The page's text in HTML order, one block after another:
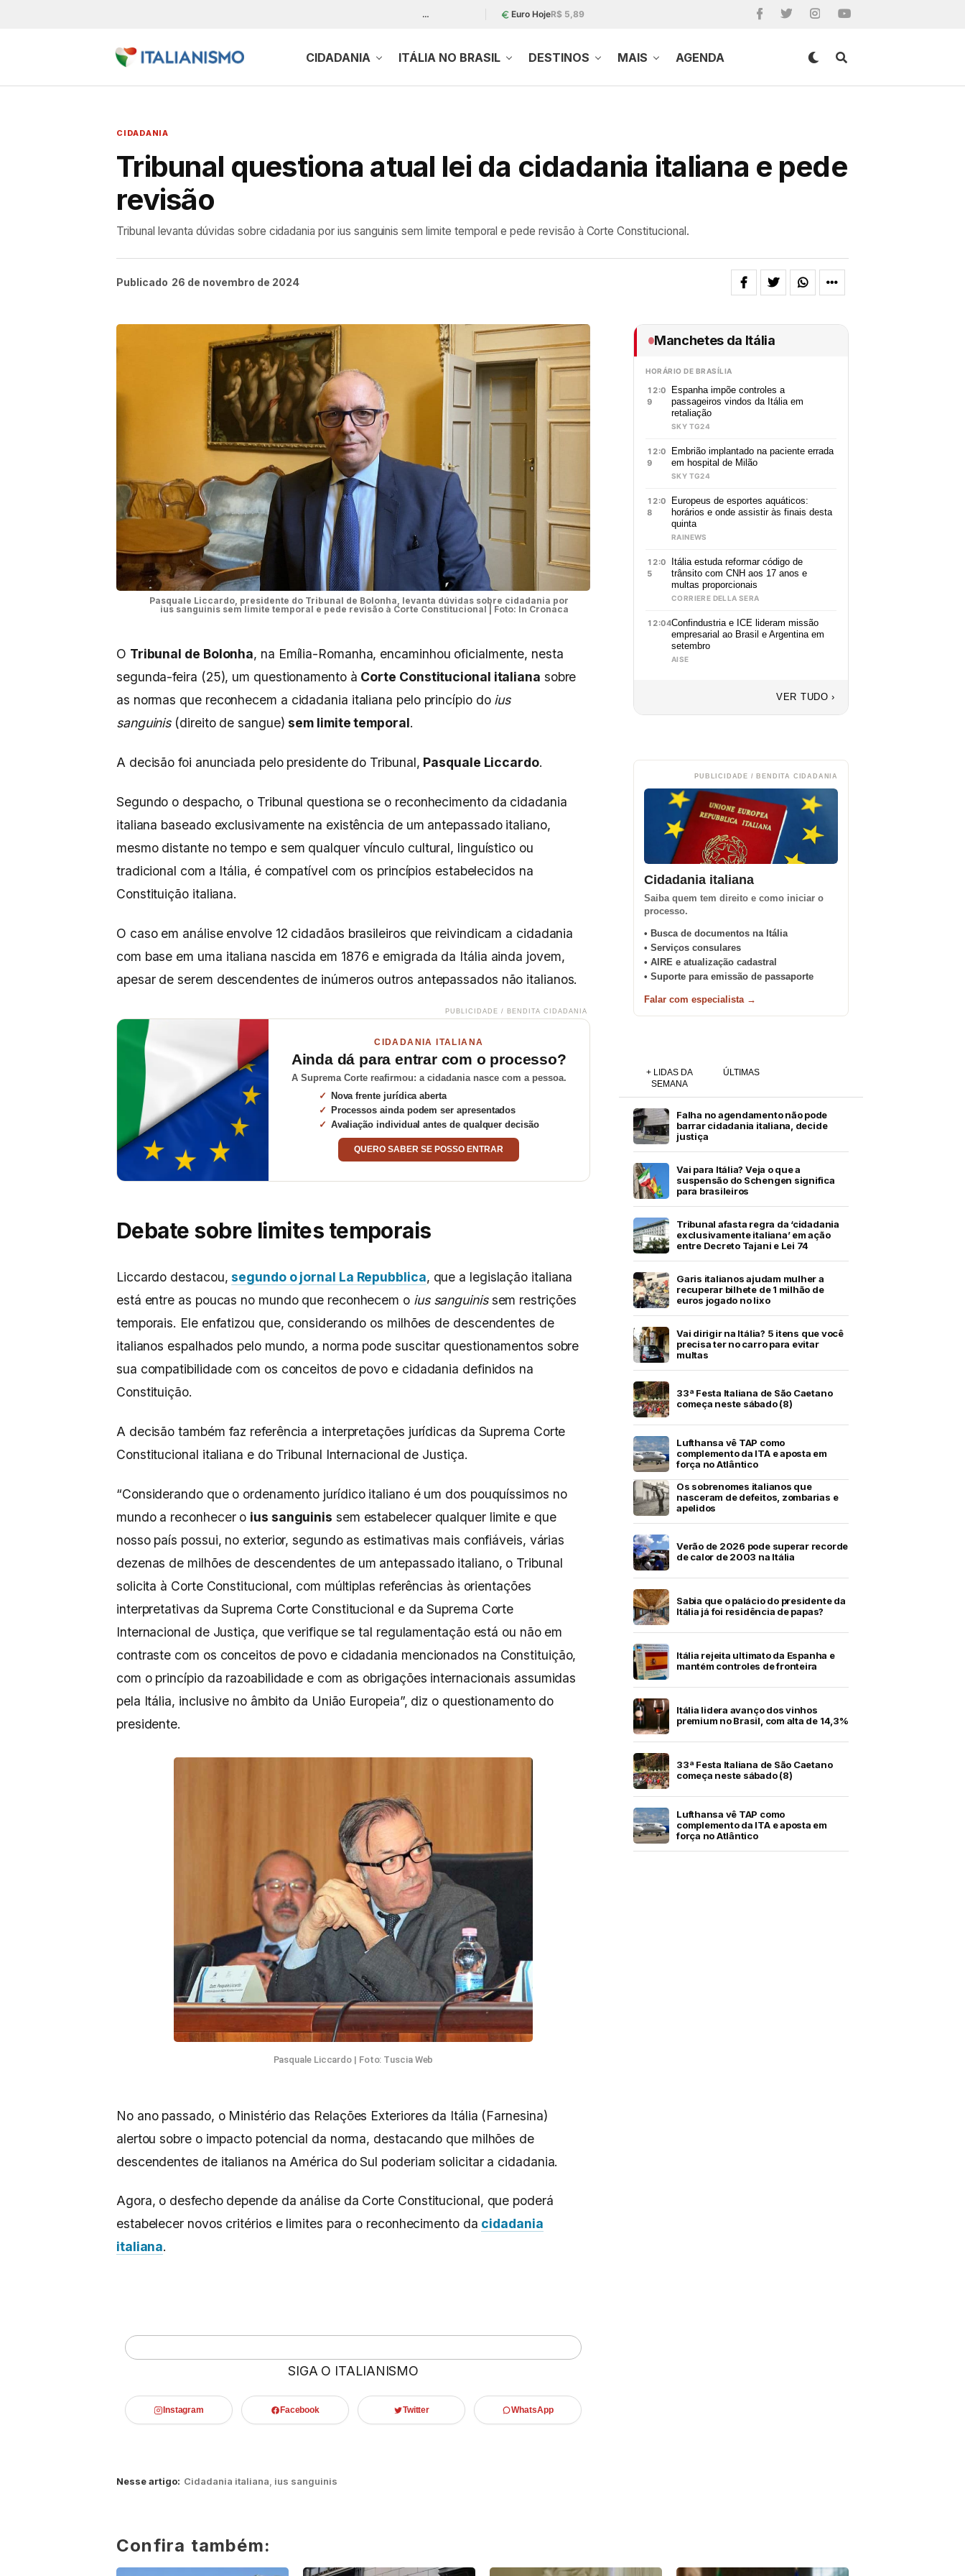
… Euro HojeR$ 5,89
CIDADANIA ITÁLIA NO BRASIL DESTINOS MAIS AGENDA
CIDADANIA
Tribunal questiona atual lei da cidadania italiana e pede
revisão
Tribunal levanta dúvidas sobre cidadania por ius sanguinis sem limite temporal e pede revisão à Corte Constitucional.
Publicado 26 de novembro de 2024
Pasquale Liccardo, presidente do Tribunal de Bolonha, levanta dúvidas sobre cidadania por
ius sanguinis sem limite temporal e pede revisão à Corte Constitucional | Foto: In Cronaca
O Tribunal de Bolonha, na Emília-Romanha, encaminhou oficialmente, nesta
segunda-feira (25), um questionamento à Corte Constitucional italiana sobre
as normas que reconhecem a cidadania italiana pelo princípio do ius
sanguinis(direito de sangue)sem limite temporal.
A decisão foi anunciada pelo presidente do Tribunal, Pasquale Liccardo.
Segundo o despacho, o Tribunal questiona se o reconhecimento da cidadania
italiana baseado exclusivamente na existência de um antepassado italiano,
mesmo distante no tempo e sem qualquer vínculo cultural, linguístico ou
tradicional com a Itália, é compatível com os princípios estabelecidos na
Constituição italiana.
O caso em análise envolve 12 cidadãos brasileiros que reivindicam a cidadania
com base em uma italiana nascida em 1876 e emigrada da Itália ainda jovem,
apesar de serem descendentes de inúmeros outros antepassados não italianos.
PUBLICIDADE / BENDITA CIDADANIA
CIDADANIA ITALIANA
Ainda dá para entrar com o processo?
A Suprema Corte reafirmou: a cidadania nasce com a pessoa.
Nova frente jurídica aberta
Processos ainda podem ser apresentados
Avaliação individual antes de qualquer decisão
QUERO SABER SE POSSO ENTRAR
Debate sobre limites temporais
Liccardo destacou,segundo o jornal La Repubblica, que a legislação italiana
está entre as poucas no mundo que reconhecem o ius sanguinissem restrições
temporais. Ele enfatizou que, considerando os milhões de descendentes de
italianos espalhados pelo mundo, a norma pode suscitar questionamentos sobre
sua compatibilidade com os conceitos de povo e cidadania definidos na
Constituição.
A decisão também faz referência a interpretações jurídicas da Suprema Corte
Constitucional italiana e do Tribunal Internacional de Justiça.
“Considerando que o ordenamento jurídico italiano é um dos pouquíssimos no
mundo a reconhecer o ius sanguinis sem estabelecer qualquer limite e que
nosso país possui, no exterior, segundo as estimativas mais confiáveis, várias
dezenas de milhões de descendentes de um antepassado italiano, o Tribunal
solicita à Corte Constitucional, com múltiplas referências às orientações
interpretativas da Suprema Corte Constitucional e da Suprema Corte
Internacional de Justiça, que verifique se tal regulamentação está ou não em
contraste com os conceitos de povo e cidadania mencionados na Constituição,
com o princípio da razoabilidade e com as obrigações internacionais assumidas
pela Itália, inclusive no âmbito da União Europeia”, diz o questionamento do
presidente.
Pasquale Liccardo | Foto: Tuscia Web
No ano passado, o Ministério das Relações Exteriores da Itália (Farnesina)
alertou sobre o impacto potencial da norma, destacando que milhões de
descendentes de italianos na América do Sul poderiam solicitar a cidadania.
Agora, o desfecho depende da análise da Corte Constitucional, que poderá
estabelecer novos critérios e limites para o reconhecimento da cidadania
italiana.
SIGA O ITALIANISMO
Instagram Facebook Twitter WhatsApp
Nesse artigo: Cidadania italiana ius sanguinis
Manchetes da Itália
HORÁRIO DE BRASÍLIA
12:0
9
Espanha impõe controles a
passageiros vindos da Itália em
retaliação
SKY TG24
12:0
9
Embrião implantado na paciente errada
em hospital de Milão
SKY TG24
12:0
8
Europeus de esportes aquáticos:
horários e onde assistir às finais desta
quinta
RAINEWS
12:0
5
Itália estuda reformar código de
trânsito com CNH aos 17 anos e
multas proporcionais
CORRIERE DELLA SERA
12:04Confindustria e ICE lideram missão
empresarial ao Brasil e Argentina em
setembro
AISE
VER TUDO ›
PUBLICIDADE / BENDITA CIDADANIA
Cidadania italiana
Saiba quem tem direito e como iniciar o
processo.
• Busca de documentos na Itália
• Serviços consulares
• AIRE e atualização cadastral
• Suporte para emissão de passaporte
Falar com especialista →
+ LIDAS DA
SEMANA
ÚLTIMAS
Falha no agendamento não pode
barrar cidadania italiana, decide
justiça
Vai para Itália? Veja o que a
suspensão do Schengen significa
para brasileiros
Tribunal afasta regra da ‘cidadania
exclusivamente italiana’ em ação
entre Decreto Tajani e Lei 74
Garis italianos ajudam mulher a
recuperar bilhete de 1 milhão de
euros jogado no lixo
Vai dirigir na Itália? 5 itens que você
precisa ter no carro para evitar
multas
33ª Festa Italiana de São Caetano
começa neste sábado (8)
Lufthansa vê TAP como
complemento da ITA e aposta em
força no Atlântico
Os sobrenomes italianos que
nasceram de defeitos, zombarias e
apelidos
Verão de 2026 pode superar recorde
de calor de 2003 na Itália
Sabia que o palácio do presidente da
Itália já foi residência de papas?
Itália rejeita ultimato da Espanha e
mantém controles de fronteira
Itália lidera avanço dos vinhos
premium no Brasil, com alta de 14,3%
33ª Festa Italiana de São Caetano
começa neste sábado (8)
Lufthansa vê TAP como
complemento da ITA e aposta em
força no Atlântico
Confira também: